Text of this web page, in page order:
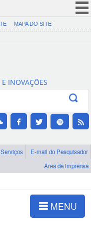
(COVID-19)
Canais
MAPA DO SITE
INOVAÇÕES
Serviços
E-mail do Pesquisador
Área de imprensa
MENU